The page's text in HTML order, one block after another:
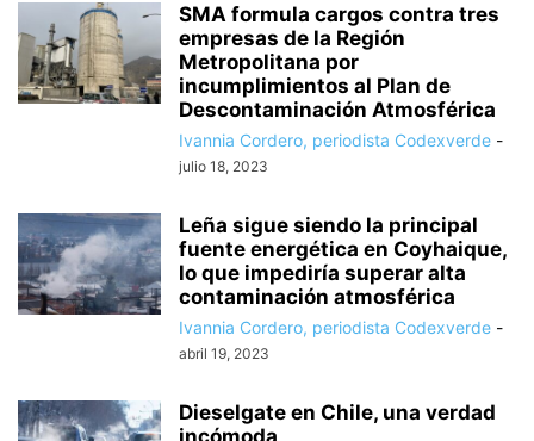
SMA formula cargos contra tres
empresas de la Región
Metropolitana por
incumplimientos al Plan de
Descontaminación Atmosférica
Ivannia Cordero, periodista Codexverde -
julio 18, 2023
Leña sigue siendo la principal
fuente energética en Coyhaique,
lo que impediría superar alta
contaminación atmosférica
Ivannia Cordero, periodista Codexverde -
abril 19, 2023
Dieselgate en Chile, una verdad
incómoda